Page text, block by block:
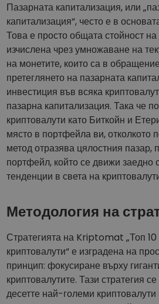
Пазарната капитализация, или
капитализация“, често е в
Това е просто общата стойност
изчислена чрез умножаване на
на монетите, които са в
претеглянето на пазарната
инвестиция във всяка
пазарна капитализация. Така че
криптовалути като Биткойн и
място в портфейла ви, отколкото
метод отразява цялостния пазар,
портфейл, който се движи заедно
тенденции в света на
Методология на
Стратегията на Kriptomat „Топ
криптовалути“ е изградена на
принцип: фокусиране върху
криптовалутите. Тази стратегия
десетте най-големи